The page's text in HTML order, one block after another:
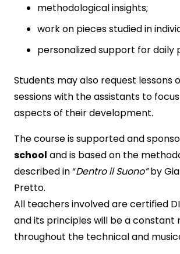
methodological insights;
work on pieces studied in
personalized support for daily
Students may also request lessons
sessions with the assistants to
aspects of their development.
The course is supported and
school and is based on the
described in “Dentro il Suono”by
Pretto.
All teachers involved are certified
and its principles will be a constant
throughout the technical and